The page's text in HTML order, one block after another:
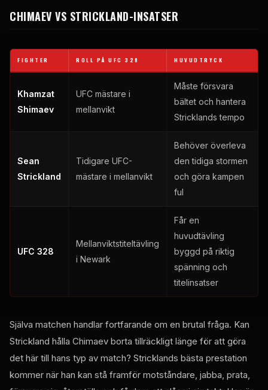
CHIMAEV VS STRICKLAND-INSATSER
FIGHTER ROLL PÅ UFC 328 HUVUDTRYCK
Khamzat
Shimaev
UFC mästare i
mellanvikt
Måste försvara
bältet och hantera
Stricklands tempo
Sean
Strickland
Tidigare UFC-
mästare i mellanvikt
Behöver överleva
den tidiga stormen
och göra kampen
ful
UFC 328
Mellanviktstiteltävling
i Newark
Får en
huvudtävling
byggd på riktig
spänning och
titelinsatser
Själva matchen handlar fortfarande om en brutal fråga. Kan
Strickland hålla Chimaev borta tillräckligt länge för att göra
det här till hans typ av match? Stricklands bästa prestation
kommer när han kan stå framför motståndare, jabba, prata,